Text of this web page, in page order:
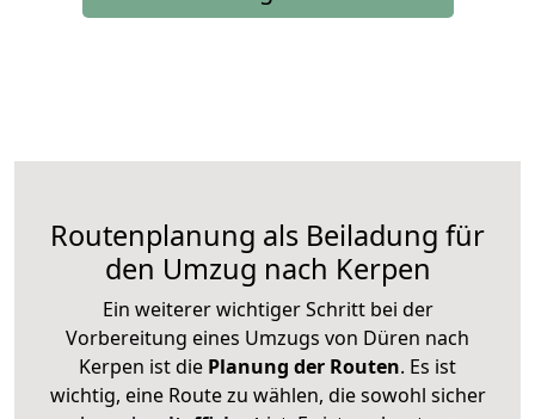
Routenplanung als Beiladung für
den Umzug nach Kerpen
Ein weiterer wichtiger Schritt bei der
Vorbereitung eines Umzugs von Düren nach
Kerpen ist die Planung der Routen. Es ist
wichtig, eine Route zu wählen, die sowohl sicher